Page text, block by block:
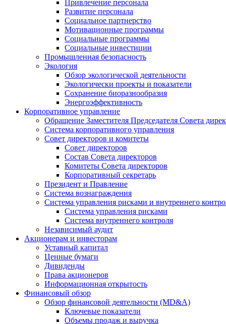
Привлечение персонала
Развитие персонала
Социальное партнерство
Мотивационные программы
Социальные программы
Социальные инвестиции
Промышленная безопасность
Экология
Обзор экологической деятельности
Экологически проекты и показатели
Сохранение биоразнообразия
Энергоэффективность
Корпоративное управление
Обращение Заместителя Председателя Совета
Система корпоративного управления
Совет директоров и комитеты
Совет директоров
Состав Совета директоров
Комитеты Совета директоров
Корпоративный секретарь
Президент и Правление
Система вознаграждения
Система управления рисками и внутреннего
Система управления рисками
Система внутреннего контроля
Независимый аудит
Акционерам и инвесторам
Уставный капитал
Ценные бумаги
Дивиденды
Права акционеров
Информационная открытость
Финансовый обзор
Обзор финансовой деятельности (MD&A)
Ключевые показатели
Объемы продаж и выручка